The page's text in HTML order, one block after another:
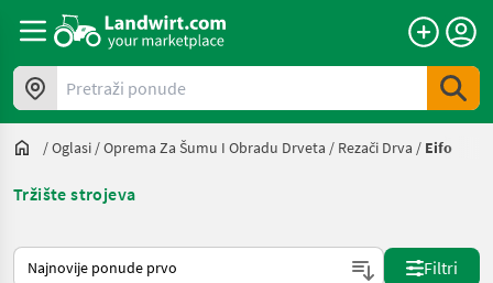
Pretraži ponude
/Oglasi /Oprema Za Šumu I Obradu Drveta / Rezači Drva / Eifo
Tržište strojeva
Tako se sortira na Landwirt.com
Filtri